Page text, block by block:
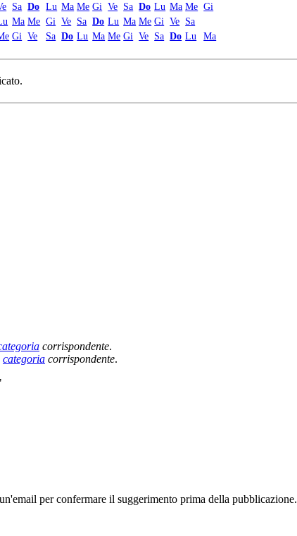
Sa Do Lu Ma Me Gi Ve Sa Do Lu Ma Me Gi
Ma Me Gi Ve Sa Do Lu Ma Me Gi Ve Sa
Gi Ve Sa Do Lu Ma Me Gi Ve Sa Do Lu Ma
corrispondente.
categoria corrispondente.
per confermare il suggerimento prima della pubblicazione.